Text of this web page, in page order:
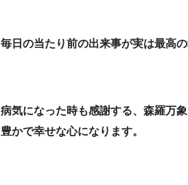
毎日の当たり前の出来事が実は最高
病気になった時も感謝する、森羅万
豊かで幸せな心になります。